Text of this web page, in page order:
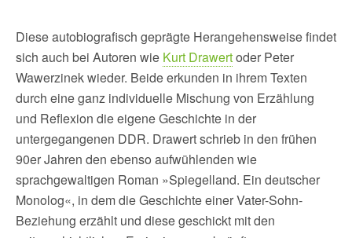
Diese autobiografisch geprägte Herangehensweise findet
sich auch bei Autoren wie Kurt Drawertoder Peter
Wawerzinek wieder. Beide erkunden in ihrem Texten
durch eine ganz individuelle Mischung von Erzählung
und Reflexion die eigene Geschichte in der
untergegangenen DDR. Drawert schrieb in den frühen
90er Jahren den ebenso aufwühlenden wie
sprachgewaltigen Roman »Spiegelland. Ein deutscher
Monolog«, in dem die Geschichte einer Vater-Sohn-
Beziehung erzählt und diese geschickt mit den